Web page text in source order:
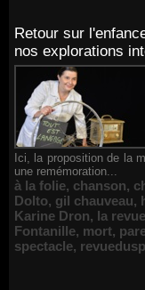
Retour sur
nos explorations
Ici, la proposition de la
une remémoration...
à la folie, chanson,
Dolto, gil chauveau,
Karine Dron, la
Fontanille, mort,
spectacle,